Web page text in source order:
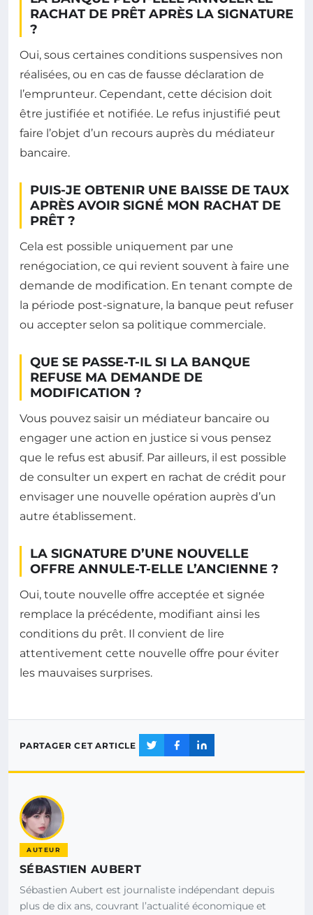
RACHAT DE PRÊT APRÈS LA SIGNATURE
?
Oui, sous certaines conditions suspensives non
réalisées, ou en cas de fausse déclaration de
l’emprunteur. Cependant, cette décision doit
être justifiée et notifiée. Le refus injustifié peut
faire l’objet d’un recours auprès du médiateur
bancaire.
PUIS-JE OBTENIR UNE BAISSE DE TAUX
APRÈS AVOIR SIGNÉ MON RACHAT DE
PRÊT ?
Cela est possible uniquement par une
renégociation, ce qui revient souvent à faire une
demande de modification. En tenant compte de
la période post-signature, la banque peut refuser
ou accepter selon sa politique commerciale.
QUE SE PASSE-T-IL SI LA BANQUE
REFUSE MA DEMANDE DE
MODIFICATION ?
Vous pouvez saisir un médiateur bancaire ou
engager une action en justice si vous pensez
que le refus est abusif. Par ailleurs, il est possible
de consulter un expert en rachat de crédit pour
envisager une nouvelle opération auprès d’un
autre établissement.
LA SIGNATURE D’UNE NOUVELLE
OFFRE ANNULE-T-ELLE L’ANCIENNE ?
Oui, toute nouvelle offre acceptée et signée
remplace la précédente, modifiant ainsi les
conditions du prêt. Il convient de lire
attentivement cette nouvelle offre pour éviter
les mauvaises surprises.
PARTAGER CET ARTICLE
AUTEUR
SÉBASTIEN AUBERT
Sébastien Aubert est journaliste indépendant depuis
plus de dix ans, couvrant l’actualité économique et